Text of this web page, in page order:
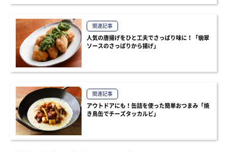
関連記事
人気の唐揚げをひと工夫でさっぱり味に！「翡翠
ソースのさっぱりから揚げ」
関連記事
アウトドアにも！缶詰を使った簡単おつまみ「焼
き鳥缶でチーズタッカルビ」